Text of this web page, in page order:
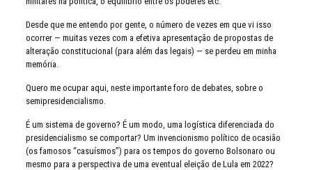
Desde que me entendo por gente, o número de vezes em que vi isso
ocorrer — muitas vezes com a efetiva apresentação de propostas de
alteração constitucional (para além das legais) — se perdeu em minha
memória.
Quero me ocupar aqui, neste importante foro de debates, sobre o
semipresidencialismo.
É um sistema de governo? É um modo, uma logística diferenciada do
presidencialismo se comportar? Um invencionismo político de ocasião
(os famosos “casuísmos”) para os tempos do governo Bolsonaro ou
mesmo para a perspectiva de uma eventual eleição de Lula em 2022?